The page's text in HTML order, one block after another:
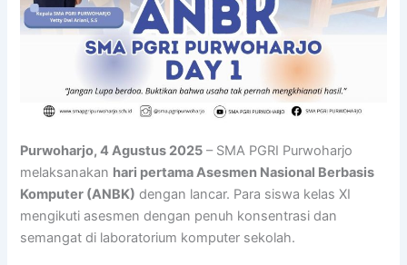
Purwoharjo, 4 Agustus 2025 – SMA PGRI Purwoharjo
melaksanakan hari pertama Asesmen Nasional Berbasis
Komputer (ANBK) dengan lancar. Para siswa kelas XI
mengikuti asesmen dengan penuh konsentrasi dan
semangat di laboratorium komputer sekolah.